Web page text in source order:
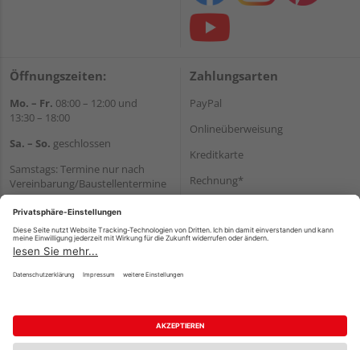
Öffnungszeiten:
Mo. – Fr. 08:00 – 12:00 und
13:30 – 18:00
Sa. – So. geschlossen
Samstags: Termine nur nach
Vereinbarung/Baustellentermine
Wir helfen Ihnen gerne
weiter
Tel.:+49 6062 956180
E-Mail:shop@holzland-seibert.de
Zahlungsarten
PayPal
Onlineüberweisung
Kreditkarte
Rechnung*
Versand
Impressum AGB Widerruf
Datenschutz
Reservierungsbedingungen
Vertrag widerrufen